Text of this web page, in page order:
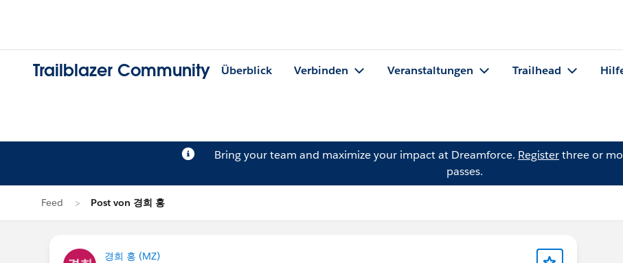
Trailblazer Community Überblick Verbinden Veranstaltungen Trailhead
Bring your team and maximize your impact at Dreamforce. Registerthree or
passes.
Feed Post von 경희 홍
경희 홍 (MZ)